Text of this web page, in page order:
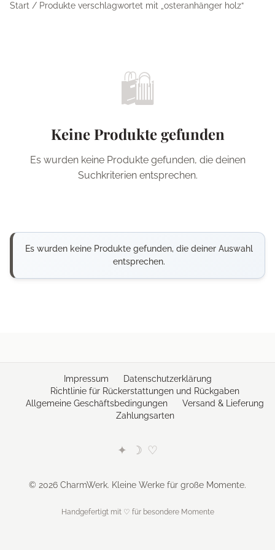
Start / Produkte verschlagwortet mit „osteranhänger holz“
🛍️
Keine Produkte gefunden
Es wurden keine Produkte gefunden, die deinen
Suchkriterien entsprechen.
Es wurden keine Produkte gefunden, die deiner Auswahl
entsprechen.
Impressum
Datenschutzerklärung
Richtlinie für Rückerstattungen und Rückgaben
Allgemeine Geschäftsbedingungen
Versand & Lieferung
Zahlungsarten
✦ ☽ ♡
© 2026 CharmWerk. Kleine Werke für große Momente.
Handgefertigt mit ♡ für besondere Momente